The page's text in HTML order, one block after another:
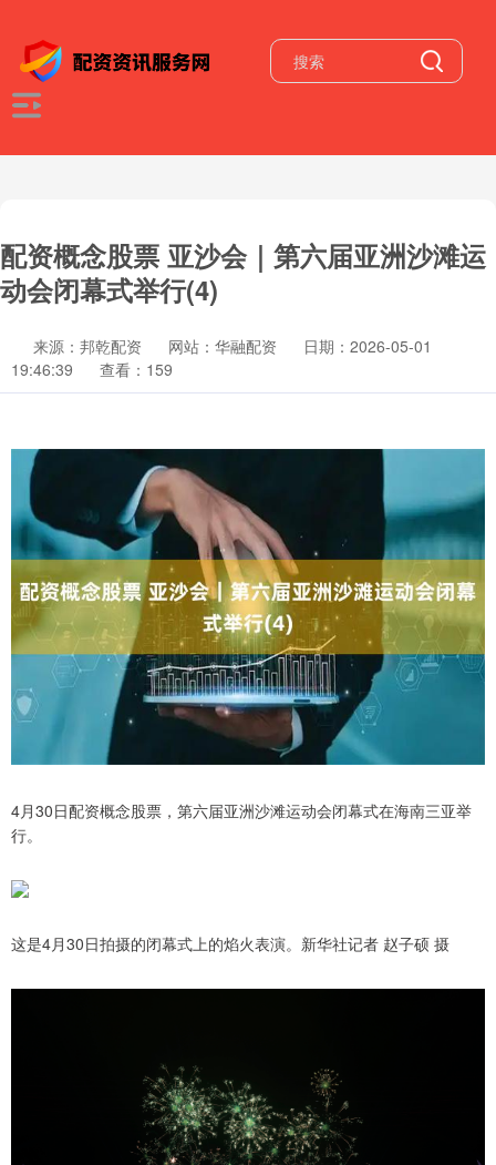
配资概念股票 亚沙会｜第六届亚洲沙滩运
动会闭幕式举行(4)
来源：邦乾配资 网站：华融配资
日期：2026-05-01
19:46:39
查看：159
4月30日配资概念股票，第六届亚洲沙滩运动会闭幕式在海南三亚举
行。
这是4月30日拍摄的闭幕式上的焰火表演。新华社记者 赵子硕 摄